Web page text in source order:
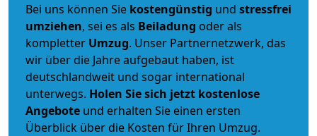
Bei uns können Sie kostengünstig und stressfrei
umziehen, sei es als Beiladung oder als
kompletter Umzug. Unser Partnernetzwerk, das
wir über die Jahre aufgebaut haben, ist
deutschlandweit und sogar international
unterwegs. Holen Sie sich jetzt kostenlose
Angebote und erhalten Sie einen ersten
Überblick über die Kosten für Ihren Umzug.